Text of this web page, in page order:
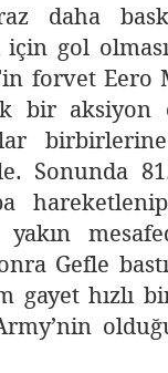
daha
gol olması
forvet Eero
bir aksiyon
Sonunda
Gefle
gayet hızlı